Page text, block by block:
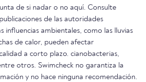
de si nadar o no aquí. Consulte
de las autoridades
influencias ambientales, como las lluvias
de calor, pueden afectar
a corto plazo. cianobacterias,
otros. Swimcheck no garantiza la
y no hace ninguna recomendación.